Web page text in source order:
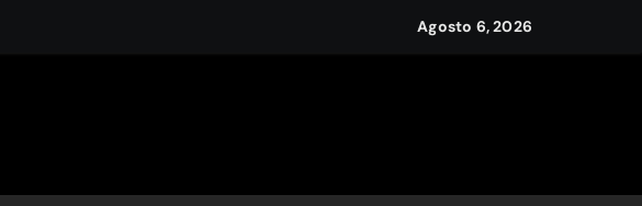
Agosto 6, 2026